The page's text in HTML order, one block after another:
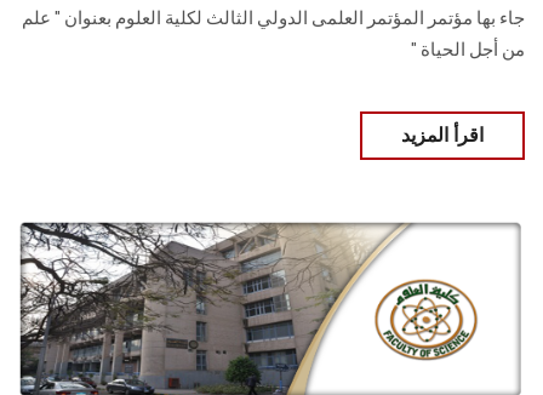
جاء بها مؤتمر المؤتمر العلمى الدولي الثالث لكلية العلوم بعنوان " علم
من أجل الحياة "
اقرأ المزيد